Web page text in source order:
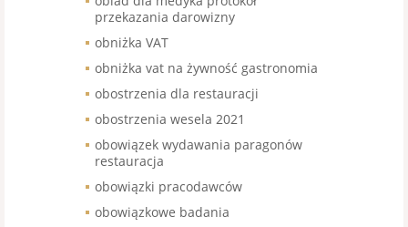
przekazania darowizny
obniżka VAT
obniżka vat na żywność gastronomia
obostrzenia dla restauracji
obostrzenia wesela 2021
obowiązek wydawania paragonów
restauracja
obowiązki pracodawców
obowiązkowe badania